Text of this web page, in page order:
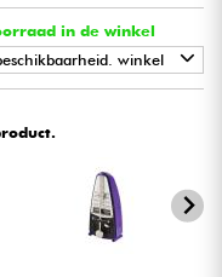
in de winkel
winkel
LILLE